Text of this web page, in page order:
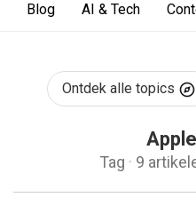
Blog AI & Tech
Ontdek alle topics
Tag · 9